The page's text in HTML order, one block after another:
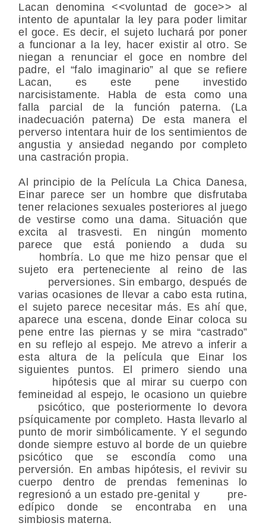
Lacan denomina <<voluntad de goce>> al
intento de apuntalar la ley para poder limitar
el goce. Es decir, el sujeto luchará por poner
a funcionar a la ley, hacer existir al otro. Se
niegan a renunciar el goce en nombre del
padre, el “falo imaginario” al que se refiere
Lacan, es este pene investido
narcisistamente. Habla de esta como una
falla parcial de la función paterna. (La
inadecuación paterna) De esta manera el
perverso intentara huir de los sentimientos de
angustia y ansiedad negando por completo
una castración propia.
Al principio de la Película La Chica Danesa,
Einar parece ser un hombre que disfrutaba
tener relaciones sexuales posteriores al juego
de vestirse como una dama. Situación que
excita al trasvesti. En ningún momento
parece que está poniendo a duda su
hombría. Lo que me hizo pensar que el
sujeto era perteneciente al reino de las
perversiones. Sin embargo, después de
varias ocasiones de llevar a cabo esta rutina,
el sujeto parece necesitar más. Es ahí que,
aparece una escena, donde Einar coloca su
pene entre las piernas y se mira “castrado”
en su reflejo al espejo. Me atrevo a inferir a
esta altura de la película que Einar los
siguientes puntos. El primero siendo una
hipótesis que al mirar su cuerpo con
femineidad al espejo, le ocasiono un quiebre
psicótico, que posteriormente lo devora
psíquicamente por completo. Hasta llevarlo al
punto de morir simbólicamente. Y el segundo
donde siempre estuvo al borde de un quiebre
psicótico que se escondía como una
perversión. En ambas hipótesis, el revivir su
cuerpo dentro de prendas femeninas lo
regresionó a un estado pre-genital y pre-
edípico donde se encontraba en una
simbiosis materna.